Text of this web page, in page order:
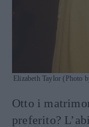
Elizabeth Taylor (Photo
Otto i
preferito?